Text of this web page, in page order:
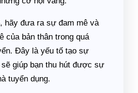
hãy đưa ra sự đam mê và
của bản thân trong quá
Đây là yếu tố tạo sự
giúp bạn thu hút được sự
tuyển dụng.